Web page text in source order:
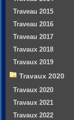
Traveau 2015
Traveau 2016
Traveau 2017
Travaux 2018
Travaux 2019
Travaux 2020
Travaux 2020
Travaux 2021
Travaux 2022